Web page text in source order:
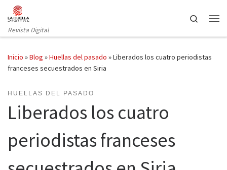
Saltar al contenido
Revista Digital
Search
Inicio »Blog »Huellas del pasado »Liberados los cuatro periodistas
franceses secuestrados en Siria
HUELLAS DEL PASADO
Liberados los cuatro
periodistas franceses